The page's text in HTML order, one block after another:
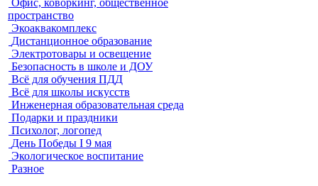
Офис, коворкинг, общественное
пространство
Экоаквакомплекс
Дистанционное образование
Электротовары и освещение
Безопасность в школе и ДОУ
Всё для обучения ПДД
Всё для школы искусств
Инженерная образовательная среда
Подарки и праздники
Психолог, логопед
День Победы I 9 мая
Экологическое воспитание
Разное